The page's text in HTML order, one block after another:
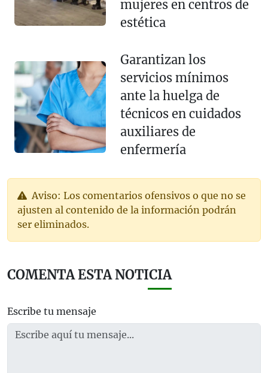
mujeres en centros de
estética
Garantizan los
servicios mínimos
ante la huelga de
técnicos en cuidados
auxiliares de
enfermería
Aviso: Los comentarios ofensivos o que no se
ajusten al contenido de la información podrán
ser eliminados.
COMENTA ESTA NOTICIA
Escribe tu mensaje